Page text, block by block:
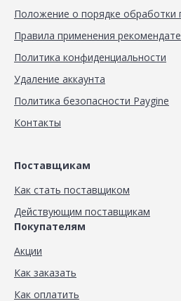
Положение о порядке обработки
Правила применения
Политика конфиденциальности
Удаление аккаунта
Политика безопасности Paygine
Контакты
Поставщикам
Как стать поставщиком
Действующим поставщикам
Покупателям
Акции
Как заказать
Как оплатить